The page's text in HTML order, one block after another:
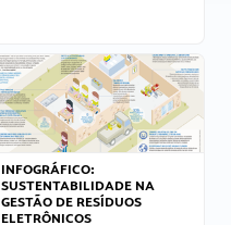
INFOGRÁFICO:
SUSTENTABILIDADE NA
GESTÃO DE RESÍDUOS
ELETRÔNICOS